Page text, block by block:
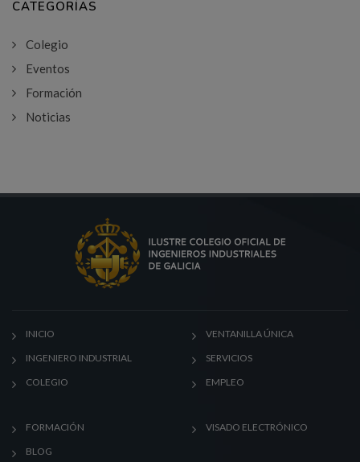
CATEGORÍAS
Colegio
Eventos
Formación
Noticias
INICIO
INGENIERO INDUSTRIAL
COLEGIO
VENTANILLA ÚNICA
SERVICIOS
EMPLEO
FORMACIÓN
BLOG
VISADO ELECTRÓNICO